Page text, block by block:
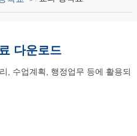
다운로드
, 수업계획, 행정업무 등에 활용되